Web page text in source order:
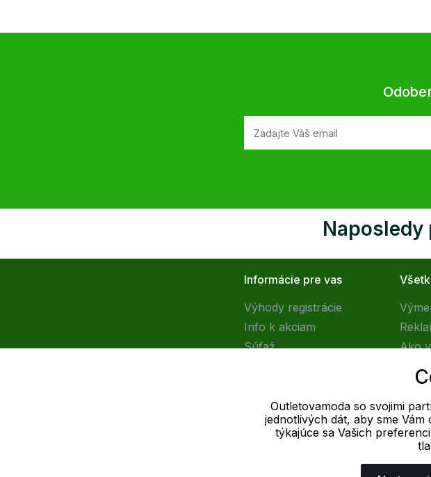
Naposledy
Informácie pre vas
Výhody registrácie
Info k akciam
Súťaž
Ako
E-mail
Outletovamoda so svojimi
jednotlivých dát, aby sme
týkajúce sa Vašich